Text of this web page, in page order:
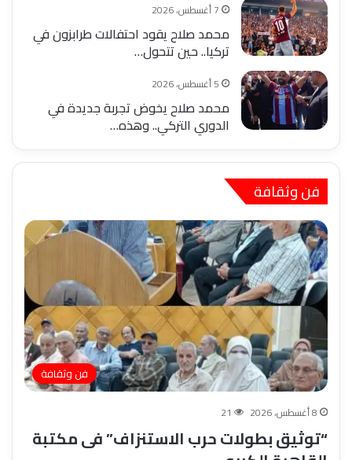
7 أغسطس، 2026
محمد صلاح يقود احتفالات طرابزون في
تركيا.. حين تتحول…
5 أغسطس، 2026
محمد صلاح يخوض تجربة جديدة في
الدوري التركي.. وهذه…
فن وثقافة
فن وثقافة
8 أغسطس، 2026 21
“توثيق بطولات حرب الاستنزاف” فى مكتبة